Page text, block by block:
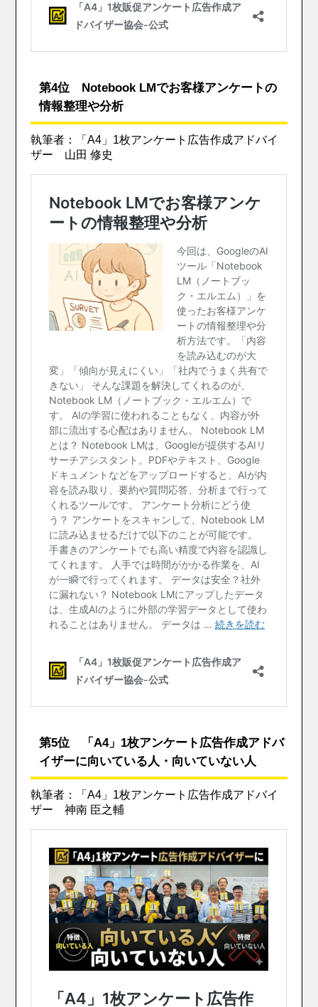
第4位 Notebook LMでお客様アンケートの
情報整理や分析
執筆者：「A4」1枚アンケート広告作成アドバイ
ザー 山田 修史
第5位 「A4」1枚アンケート広告作成アドバ
イザーに向いている人・向いていない人
執筆者：「A4」1枚アンケート広告作成アドバイ
ザー 神南 臣之輔